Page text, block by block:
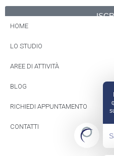
HOME
LO STUDIO
AREE DI ATTIVITÀ
BLOG
RICHIEDI APPUNTAMENTO
CONTATTI